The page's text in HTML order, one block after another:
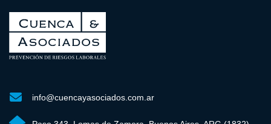
info@cuencayasociados.com.ar